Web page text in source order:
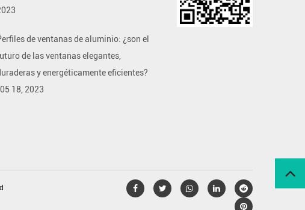
de ventanas de aluminio: ¿son el
de las ventanas elegantes,
y energéticamente eficientes?
05 18, 2023